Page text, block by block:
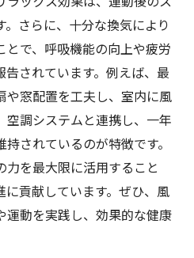
。さらに、十分な換気により
で、呼吸機能の向上や疲労
されています。例えば、最
や窓配置を工夫し、室内に風
空調システムと連携し、一年
されているのが特徴です。
力を最大限に活用すること
貢献しています。ぜひ、風
運動を実践し、効果的な健康